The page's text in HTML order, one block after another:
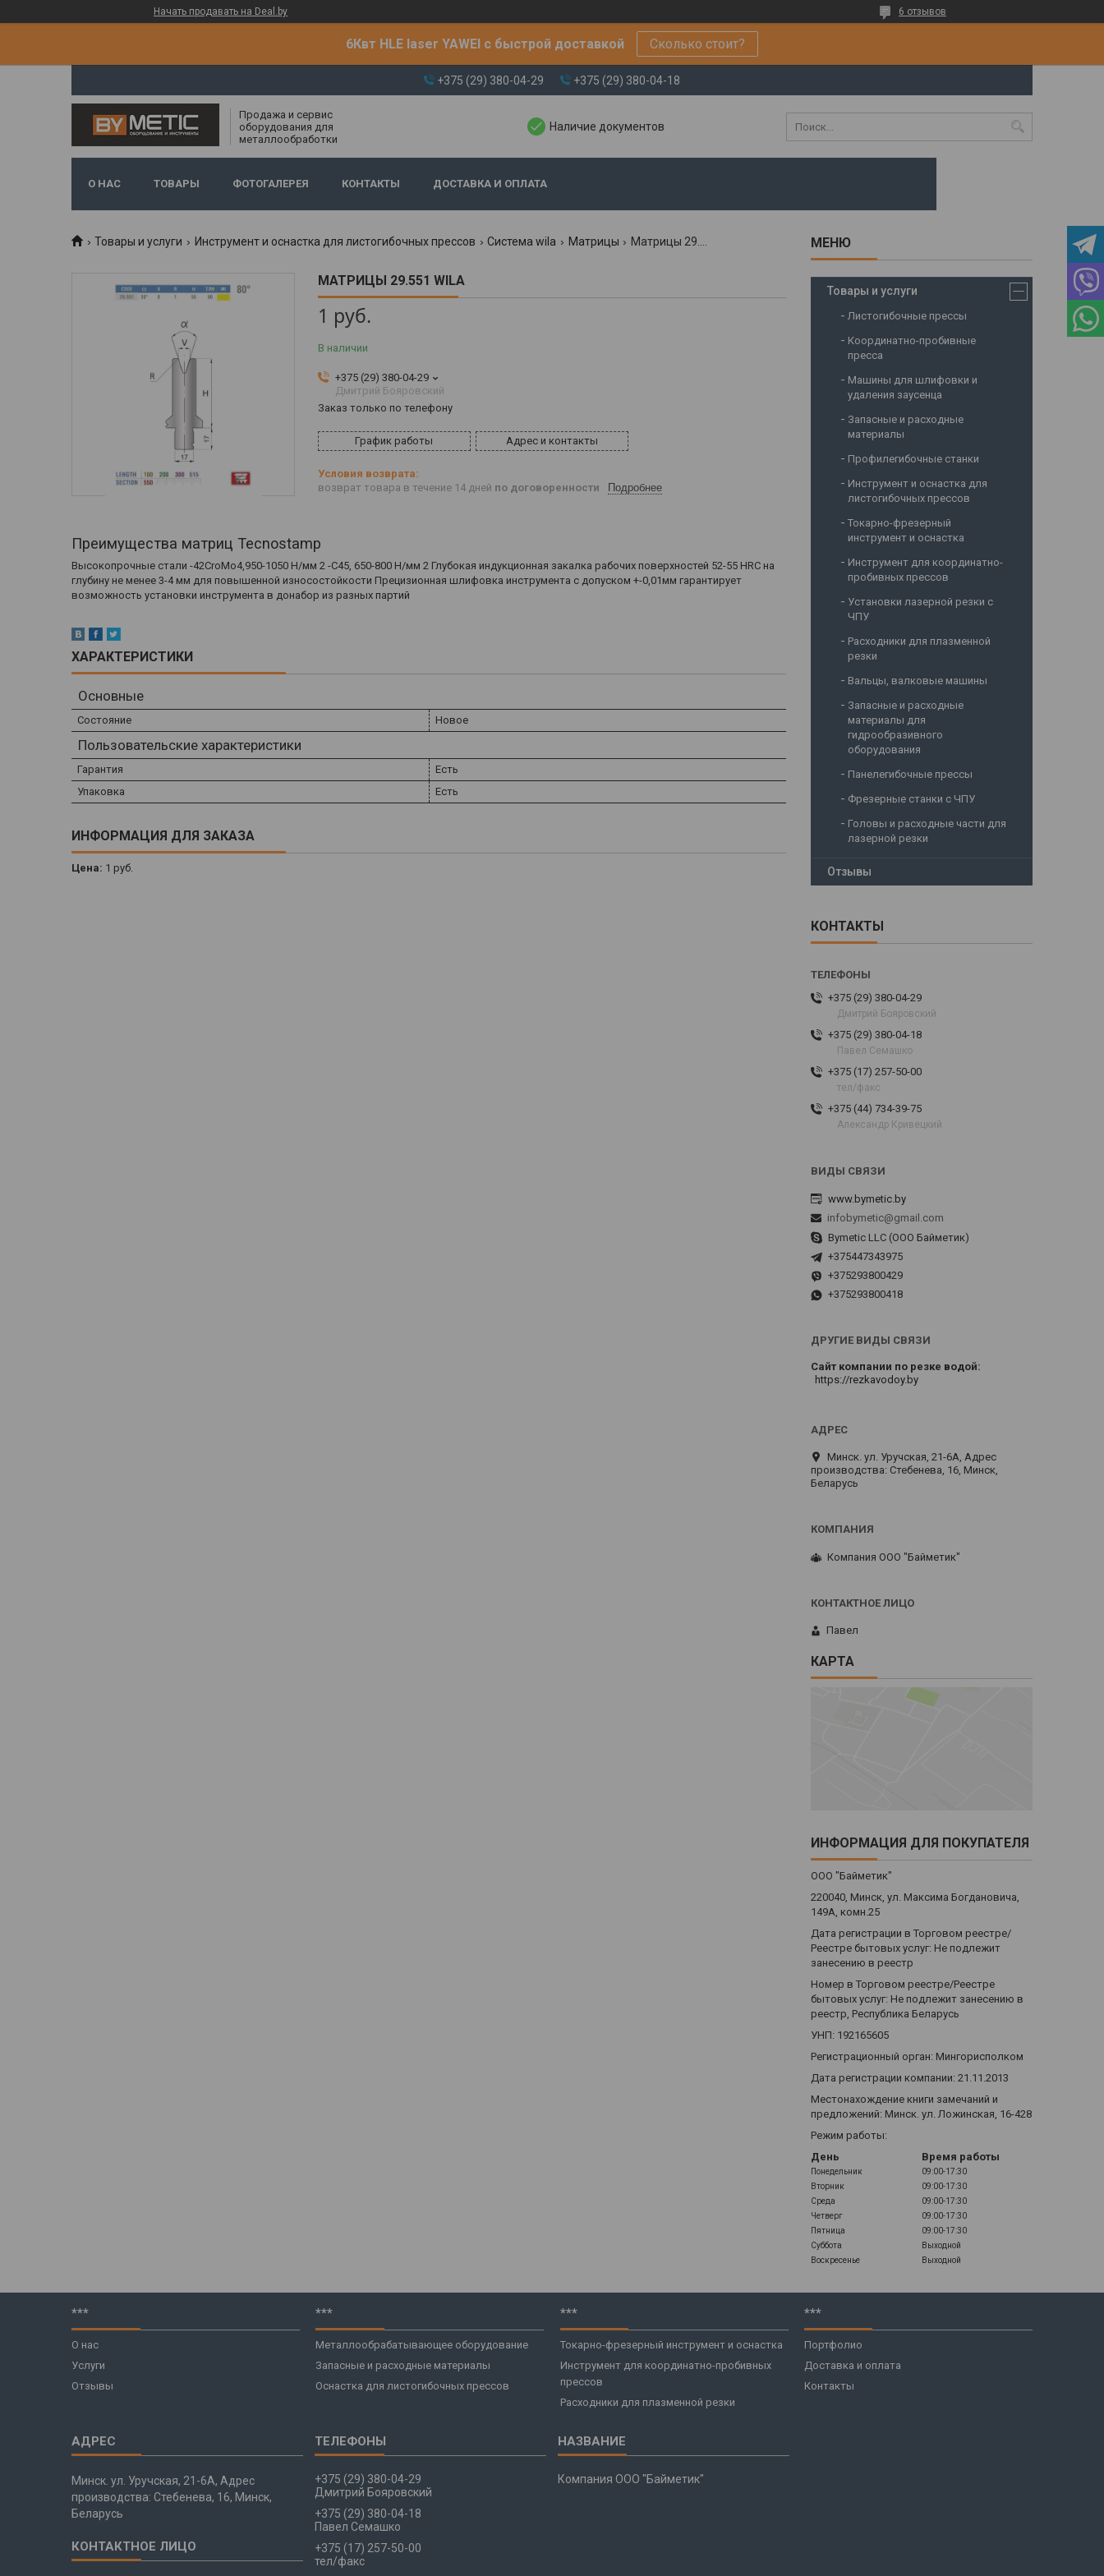
Начать продавать на Deal.by 6 отзывов
6Квт HLE laser YAWEI с быстрой доставкой Сколько стоит?
+375 (29) 380-04-29 +375 (29) 380-04-18
Продажа и сервис
оборудования для
металлообработки
Наличие документов
О НАС ТОВАРЫ ФОТОГАЛЕРЕЯ КОНТАКТЫ ДОСТАВКА И ОПЛАТА
Товары и услуги Инструмент и оснастка для листогибочных прессов Система wila Матрицы Матрицы 29.551 wila
МАТРИЦЫ 29.551 WILA
1 руб.
В наличии
+375 (29) 380-04-29
Дмитрий Бояровский
Заказ только по телефону
График работы Адрес и контакты
возврат товара в течение 14 дней по договоренности Подробнее
Преимущества матриц Tecnostamp
Высокопрочные стали -42CroMo4,950-1050 Н/мм 2 -С45, 650-800 Н/мм 2 Глубокая индукционная закалка рабочих поверхностей 52-55 HRC на
глубину не менее 3-4 мм для повышенной износостойкости Прецизионная шлифовка инструмента с допуском +-0,01мм гарантирует
возможность установки инструмента в донабор из разных партий
ХАРАКТЕРИСТИКИ
Основные
Состояние Новое
Пользовательские характеристики
Гарантия
Есть
Упаковка
Есть
ИНФОРМАЦИЯ ДЛЯ ЗАКАЗА
Цена: 1 руб.
Товары и услуги
Листогибочные прессы
Координатно-пробивные
пресса
Машины для шлифовки и
удаления заусенца
Запасные и расходные
материалы
Профилегибочные станки
Инструмент и оснастка для
листогибочных прессов
Токарно-фрезерный
инструмент и оснастка
Инструмент для координатно-
пробивных прессов
Установки лазерной резки с
ЧПУ
Расходники для плазменной
резки
Вальцы, валковые машины
Запасные и расходные
материалы для
гидрообразивного
оборудования
Панелегибочные прессы
Фрезерные станки с ЧПУ
Головы и расходные части для
лазерной резки
Отзывы
КОНТАКТЫ
+375 (29) 380-04-29
Дмитрий Бояровский
+375 (29) 380-04-18
Павел Семашко
+375 (17) 257-50-00
тел/факс
+375 (44) 734-39-75
Александр Кривецкий
www.bymetic.by
infobymetic@gmail.com
Bymetic LLC (ООО Байметик)
+375447343975
+375293800429
+375293800418
ДРУГИЕ ВИДЫ СВЯЗИ
Сайт компании по резке водой
https://rezkavodoy.by
Минск. ул. Уручская, 21-6А, Адрес
производства: Стебенева, 16, Минск,
Беларусь
Компания ООО "Байметик"
Павел
КАРТА
ИНФОРМАЦИЯ ДЛЯ ПОКУПАТЕЛЯ
ООО "Байметик"
220040, Минск, ул. Максима Богдановича,
149А, комн.25
Дата регистрации в Торговом реестре/
Реестре бытовых услуг: Не подлежит
занесению в реестр
Номер в Торговом реестре/Реестре
бытовых услуг: Не подлежит занесению в
реестр, Республика Беларусь
УНП: 192165605
Регистрационный орган: Мингорисполком
Дата регистрации компании: 21.11.2013
Местонахождение книги замечаний и
предложений: Минск. ул. Ложинская, 16-428
Режим работы:
День
Время работы
Понедельник
09:00-17:30
Вторник
09:00-17:30
Среда
09:00-17:30
Четверг
09:00-17:30
Пятница
09:00-17:30
Суббота
Выходной
Воскресенье
Выходной
***
О нас
Услуги
Отзывы
***
Металлообрабатывающее оборудование
Запасные и расходные материалы
Оснастка для листогибочных прессов
***
Токарно-фрезерный инструмент и оснастка
Инструмент для координатно-пробивных
прессов
Расходники для плазменной резки
***
Портфолио
Доставка и оплата
Контакты
Минск. ул. Уручская, 21-6А, Адрес
производства: Стебенева, 16, Минск,
Беларусь
+375 (29) 380-04-29
Дмитрий Бояровский
+375 (29) 380-04-18
Павел Семашко
+375 (17) 257-50-00
тел/факс
Компания ООО "Байметик"